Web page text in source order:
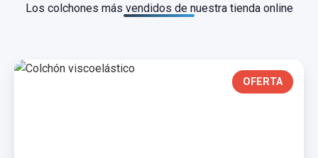
Los colchones más vendidos de nuestra tienda online
OFERTA